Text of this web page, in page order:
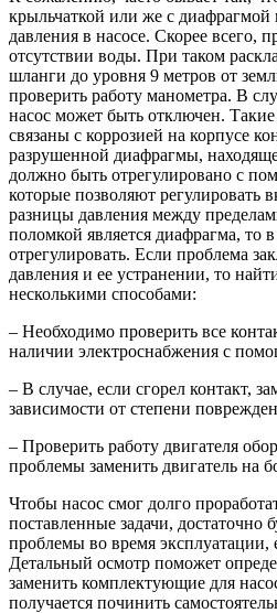
крыльчаткой или же с диафрагмой
давления в насосе. Скорее всего,
отсутствии воды. При таком
шланги до уровня 9 метров от
проверить работу манометра. В
насос может быть отключен.
связаны с коррозией на корпусе
разрушенной диафрагмы,
должно быть отрегулировано с
которые позволяют регулировать
разницы давления между
поломкой является диафрагма, то
отрегулировать. Если проблема
давления и ее устранении, то
несколькими способами:
– Необходимо проверить все
наличии электроснабжения с
– В случае, если сгорел контакт,
зависимости от степени
– Проверить работу двигателя
проблемы заменить двигатель на
Чтобы насос смог долго
поставленные задачи, достаточно
проблемы во время эксплуатации,
Детальный осмотр поможет
заменить комплектующие для
получается починить